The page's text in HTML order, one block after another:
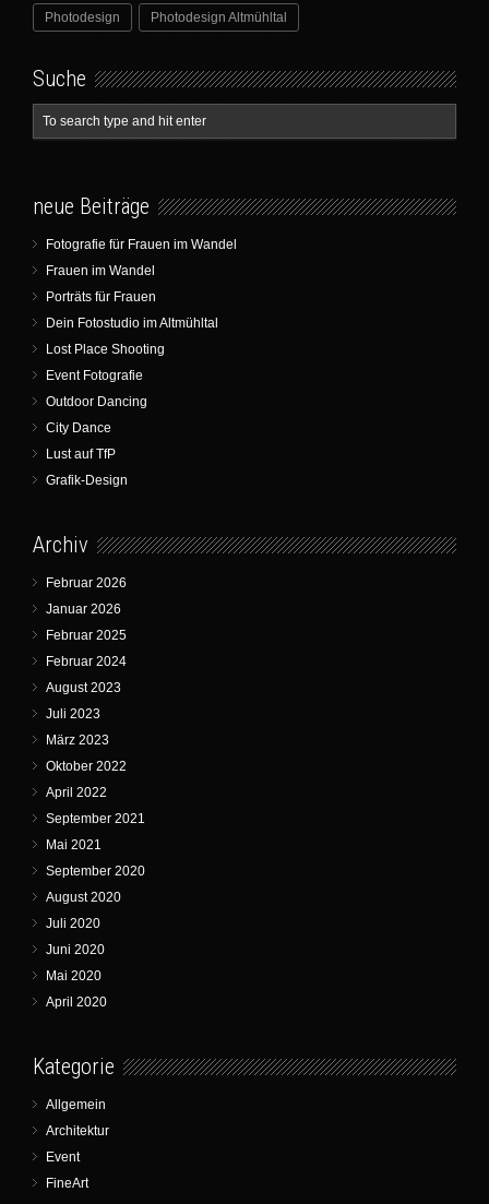
Photodesign Photodesign Altmühltal
Suche
neue Beiträge
Fotografie für Frauen im Wandel
Frauen im Wandel
Porträts für Frauen
Dein Fotostudio im Altmühltal
Lost Place Shooting
Event Fotografie
Outdoor Dancing
City Dance
Lust auf TfP
Grafik-Design
Archiv
Februar 2026
Januar 2026
Februar 2025
Februar 2024
August 2023
Juli 2023
März 2023
Oktober 2022
April 2022
September 2021
Mai 2021
September 2020
August 2020
Juli 2020
Juni 2020
Mai 2020
April 2020
Kategorie
Allgemein
Architektur
Event
FineArt